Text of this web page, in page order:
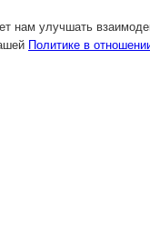
нам улучшать
Политике в